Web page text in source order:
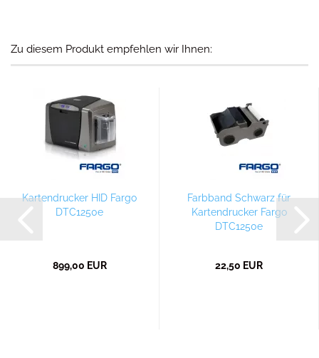
Zu diesem Produkt empfehlen wir Ihnen:
Kartendrucker HID Fargo
DTC1250e
899,00 EUR
Farbband Schwarz für
Kartendrucker Fargo
DTC1250e
22,50 EUR